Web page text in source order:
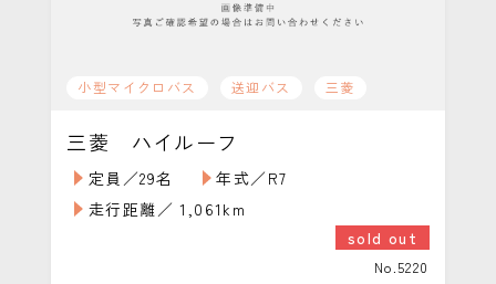
小型マイクロバス 送迎バス 三菱
三菱 ハイルーフ
定員／29名
年式／R7
走行距離／ 1,061km
sold out
No.5220